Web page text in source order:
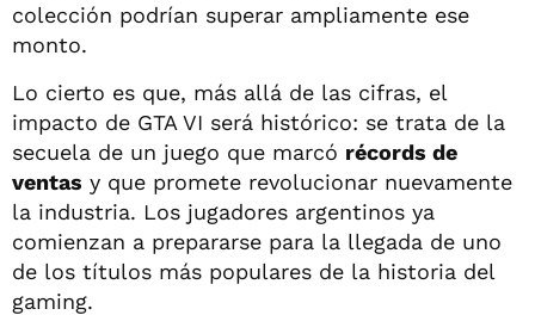
colección podrían superar ampliamente ese
monto.
Lo cierto es que, más allá de las cifras, el
impacto de GTA VI será histórico: se trata de la
secuela de un juego que marcó récords de
ventas y que promete revolucionar nuevamente
la industria. Los jugadores argentinos ya
comienzan a prepararse para la llegada de uno
de los títulos más populares de la historia del
gaming.